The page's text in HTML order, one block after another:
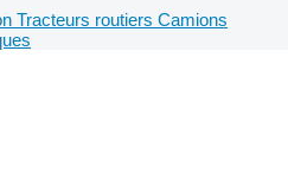
Tracteurs routiers Camions